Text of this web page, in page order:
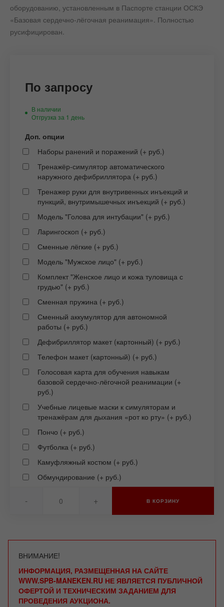
оборудованию, установленным в Паспорте станции ОСКЭ
«Базовая сердечно-лёгочная реанимация». Полностью
русифицирован.
По запросу
В наличии
Отгрузка за 1 день
Доп. опции
Наборы ранений и поражений (+ руб.)
Тренажёр-симулятор автоматического
наружного дефибриллятора (+ руб.)
Тренажер руки для внутривенных инъекций и
пункций, внутримышечных инъекций (+ руб.)
Модель "Голова для интубации" (+ руб.)
Ларингоскоп (+ руб.)
Сменные лёгкие (+ руб.)
Модель "Мужское лицо" (+ руб.)
Комплект "Женское лицо и кожа туловища с
грудью" (+ руб.)
Сменная пружина (+ руб.)
Сменный аккумулятор для автономной
работы (+ руб.)
Дефибриллятор макет (картонный) (+ руб.)
Телефон макет (картонный) (+ руб.)
Голосовая карта для обучения навыкам
базовой сердечно-лёгочной реанимации (+
руб.)
Учебные лицевые маски к симуляторам и
тренажёрам для дыхания «рот ко рту» (+ руб.)
Пончо (+ руб.)
Футболка (+ руб.)
Камуфляжный костюм (+ руб.)
Обмундирование (+ руб.)
- + В КОРЗИНУ
ВНИМАНИЕ!
ИНФОРМАЦИЯ, РАЗМЕЩЕННАЯ НА САЙТЕ
WWW.SPB-MANEKEN.RU НЕ ЯВЛЯЕТСЯ ПУБЛИЧНОЙ
ОФЕРТОЙ И ТЕХНИЧЕСКИМ ЗАДАНИЕМ ДЛЯ
ПРОВЕДЕНИЯ АУКЦИОНА.